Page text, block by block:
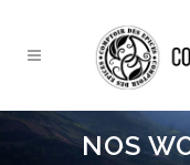
NOS